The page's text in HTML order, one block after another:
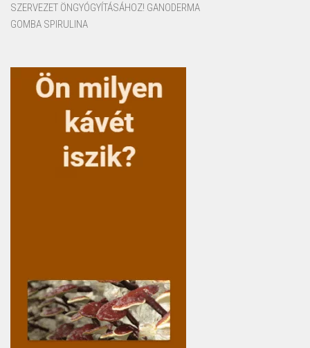
SZERVEZET ÖNGYÓGYÍTÁSÁHOZ! GANODERMA
GOMBA SPIRULINA